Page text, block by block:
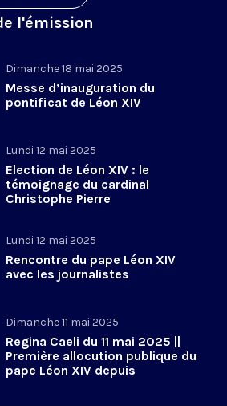
l'émission
Dimanche 18 mai 2025
Messe d’inauguration du
pontificat de Léon XIV
Lundi 12 mai 2025
Election de Léon XIV : le
témoignage du cardinal
Christophe Pierre
Lundi 12 mai 2025
Rencontre du pape Léon XIV
avec les journalistes
Dimanche 11 mai 2025
Regina Caeli du 11 mai 2025 ||
Première allocution publique du
pape Léon XIV depuis